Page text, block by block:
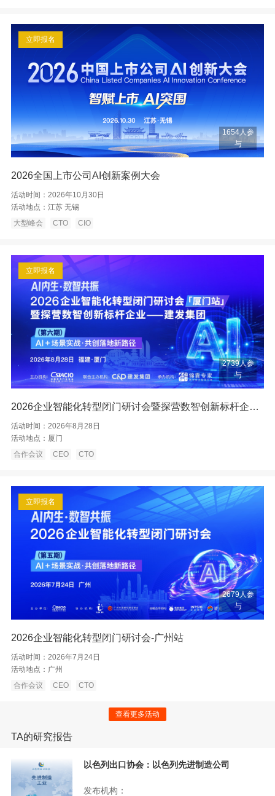
立即报名
1654人参
与
2026全国上市公司AI创新案例大会
活动时间： 2026年10月30日
活动地点： 江苏 无锡
大型峰会
CTO CIO
立即报名
2739人参
与
2026企业智能化转型闭门研讨会暨探营数智创新标杆企业——厦门建发
活动时间： 2026年8月28日
活动地点： 厦门
合作会议
CEO CTO
立即报名
2679人参
与
2026企业智能化转型闭门研讨会-广州站
活动时间： 2026年7月24日
活动地点： 广州
合作会议
CEO CTO
查看更多活动
TA的研究报告
以色列出口协会：以色列先进制造公司
发布机构：